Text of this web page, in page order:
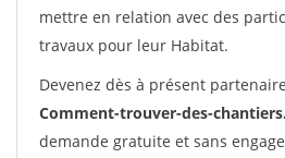
mettre en relation avec des
travaux pour leur Habitat.
Devenez dès à présent
Comment-trouver-des-
demande gratuite et sans